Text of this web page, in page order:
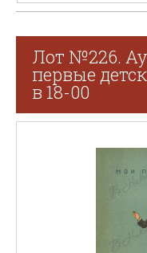
Лот №226.
первые
в 18-00